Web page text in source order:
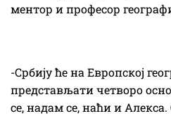
ментор и професор
-Србију ће на Европској
представљати четворо
се, надам се, наћи и Алекса.